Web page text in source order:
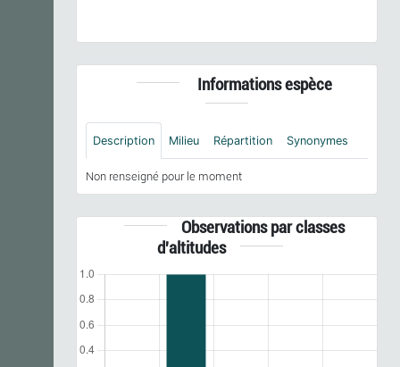
Informations espèce
Description Milieu Répartition Synonymes
Non renseigné pour le moment
Observations par classes
d'altitudes